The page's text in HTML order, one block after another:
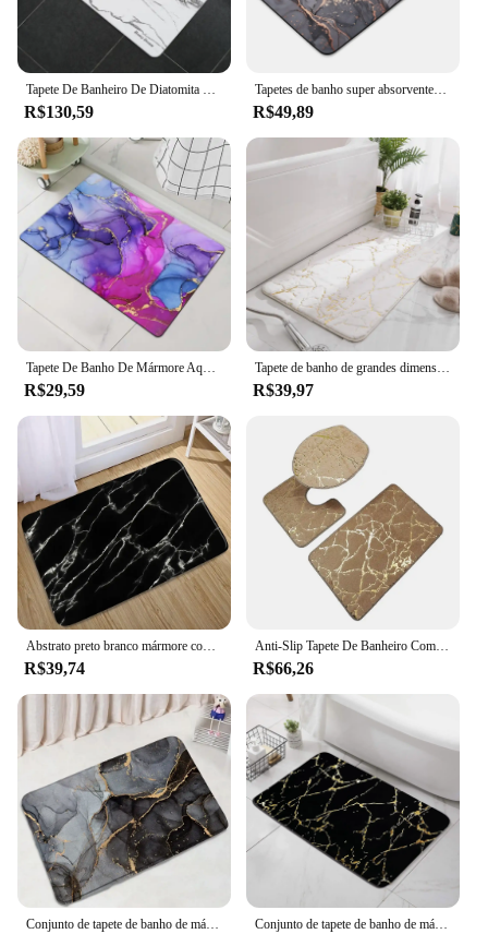
marble bath mats are a smart investment for any
bathroom setting.
Tapete De Banheiro De Diatomita Super Absorvente, Tapete De Banho De Mármore Antiderrapante, Capacho de entrada de chuveiro, Esteira de secagem rápida
R$130,59
Tapetes de banho super absorventes ultra finos, padrão de mármore, esteira de banho antiderrapante, tapete de lama diatomácea macia, capacho para chuveiro do banheiro
R$49,89
Tapete De Banho De Mármore Aquarela Antiderrapante, Capacho De Lama De Diatomácea, Tapete De Chuveiro De Cozinha Super Absorvente, Tapete Do Assoalho Do Vaso Sanitário, Decoração Do Quarto De Casa
R$29,59
Tapete de banho de grandes dimensões 80x120cm 60x90cm 50x80cm 40x60cm preto branco mármore fofo tapetes de chão fuax coelho rur tapetes de banheiro
R$39,97
Abstrato preto branco mármore conjunto de tapete de banho criativo textura geométrica moderna tapete casa decoração do banheiro antiderrapante tapetes capa de toalete
R$39,74
Anti-Slip Tapete De Banheiro Com Impressão Em Mármore, Tampa Do Toalete, Tapete Do Banheiro, Tapetes De Chuveiro De Poliéster, Acessórios Para Casa, Stripe, 3 Pçs/Conjunto
R$66,26
Conjunto de tapete de banho de mármore moderno linhas douradas cinza preto padrão texturizado arte abstrata decoração de banheiro de casa antiderrapante tampa de vaso sanitário Conjunto de tapete de banho de mármore abstrato, padrão texturizado dourado, moderno, geométrico, preto, decoração de casa, banheiro, tampa de vaso sanitário